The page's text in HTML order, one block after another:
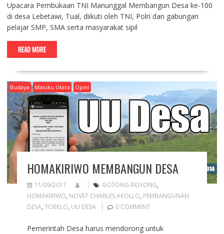
Upacara Pembukaan TNI Manunggal Membangun Desa ke-100
di desa Lebetawi, Tual, diikuti oleh TNI, Polri dan gabungan
pelajar SMP, SMA serta masyarakat sipil
READ MORE
Budaya Maluku Utara Opini
HOMAKIRIWO MEMBANGUN DESA
11/09/2017 GOTONG-ROYONG,
HOMAKIRIWO, NOVET CHARLES AKOLLO, PEMBANGUNAN
DESA, TOBELO, UU DESA 0 COMMENT
Pemerintah Desa harus mendorong untuk